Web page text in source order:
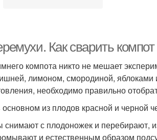
Как сварить
компота никто не мешает
лимоном, смородиной,
необходимо правильно
из плодов красной и черной
с плодоножек и перебирают,
и естественным образом